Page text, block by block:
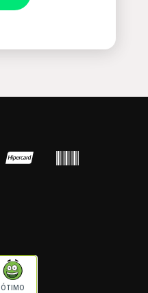
ÓTIMO